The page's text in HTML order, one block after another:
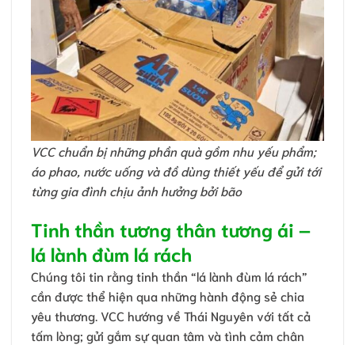
VCC chuẩn bị những phần quà gồm nhu yếu phẩm;
áo phao, nước uống và đồ dùng thiết yếu để gửi tới
từng gia đình chịu ảnh hưởng bởi bão
Tinh thần tương thân tương ái –
lá lành đùm lá rách
Chúng tôi tin rằng tinh thần “lá lành đùm lá rách”
cần được thể hiện qua những hành động sẻ chia
yêu thương. VCC hướng về Thái Nguyên với tất cả
tấm lòng; gửi gắm sự quan tâm và tình cảm chân